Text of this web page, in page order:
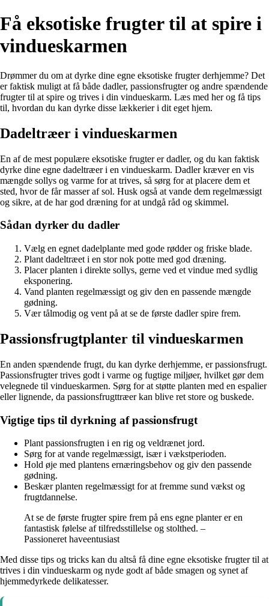
Få eksotiske frugter til at spire i
vindueskarmen
Drømmer du om at dyrke dine egne eksotiske frugter derhjemme? Det
er faktisk muligt at få både dadler, passionsfrugter og andre spændende
frugter til at spire og trives i din vindueskarm. Læs med her og få tips
til, hvordan du kan dyrke disse lækkerier i dit eget hjem.
Dadeltræer i vindueskarmen
En af de mest populære eksotiske frugter er dadler, og du kan faktisk
dyrke dine egne dadeltræer i en vindueskarm. Dadler kræver en vis
mængde sollys og varme for at trives, så sørg for at placere dem et
sted, hvor de får masser af sol. Husk også at vande dem regelmæssigt
og sikre, at de har god dræning for at undgå råd og skimmel.
Sådan dyrker du dadler
Vælg en egnet dadelplante med gode rødder og friske blade.
Plant dadeltræet i en stor nok potte med god dræning.
Placer planten i direkte sollys, gerne ved et vindue med sydlig
eksponering.
Vand planten regelmæssigt og giv den en passende mængde
gødning.
Vær tålmodig og vent på at se de første dadler spire frem.
Passionsfrugtplanter til vindueskarmen
En anden spændende frugt, du kan dyrke derhjemme, er passionsfrugt.
Passionsfrugter trives godt i varme og fugtige miljøer, hvilket gør dem
velegnede til vindueskarmen. Sørg for at støtte planten med en espalier
eller lignende, da passionsfrugttræer kan blive ret store og buskede.
Vigtige tips til dyrkning af passionsfrugt
Plant passionsfrugten i en rig og veldrænet jord.
Sørg for at vande regelmæssigt, især i vækstperioden.
Hold øje med plantens ernæringsbehov og giv den passende
gødning.
Beskær planten regelmæssigt for at fremme sund vækst og
frugtdannelse.
At se de første frugter spire frem på ens egne planter er en
fantastisk følelse af tilfredsstillelse og stolthed. –
Passioneret haveentusiast
Med disse tips og tricks kan du altså få dine egne eksotiske frugter til at
trives i din vindueskarm og nyde godt af både smagen og synet af
hjemmedyrkede delikatesser.